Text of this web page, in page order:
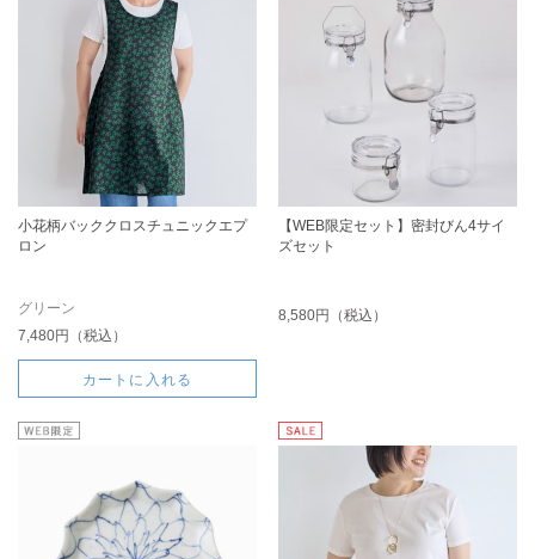
小花柄バッククロスチュニックエプ
ロン
グリーン
7,480円（税込）
カートに入れる
【WEB限定セット】密封びん4サイ
ズセット
8,580円（税込）